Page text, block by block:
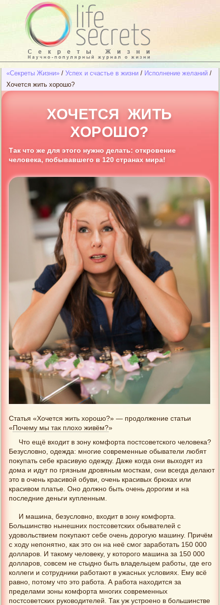
«Секреты Жизни» / Успех и счастье в жизни / Исполнение желаний /
Хочется жить хорошо?
ХОЧЕТСЯ ЖИТЬ
ХОРОШО?
Так что же для этого нужно делать: откровение
человека, побывавшего в 120 странах мира!
Статья «Хочется жить хорошо?» — продолжение статьи
«Почему мы так плохо живём?»
Что ещё входит в зону комфорта постсоветского человека?
Безусловно, одежда: многие современные обыватели любят
покупать себе красивую одежду. Даже когда они выходят из
дома и идут по грязным дровяным мосткам, они всегда делают
это в очень красивой обуви, очень красивых брюках или
красивом платье. Оно должно быть очень дорогим и на
последние деньги купленным.
И машина, безусловно, входит в зону комфорта.
Большинство нынешних постсоветских обывателей с
удовольствием покупают себе очень дорогую машину. Причём
с ходу непонятно, как это он на неё смог заработать 150 000
долларов. И такому человеку, у которого машина за 150 000
долларов, совсем не стыдно быть владельцем работы, где его
коллеги и сотрудники работают в ужасных условиях. Ему всё
равно, потому что это работа. А работа находится за
пределами зоны комфорта многих современных
постсоветских руководителей. Так уж устроено в большинстве